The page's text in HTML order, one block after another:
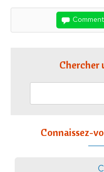
Chercher
Connaissez-